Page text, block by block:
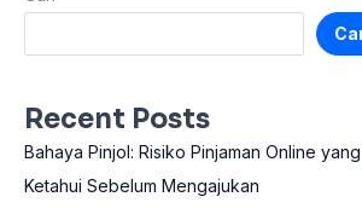
Recent Posts
Bahaya Pinjol: Risiko Pinjaman Online
Ketahui Sebelum Mengajukan